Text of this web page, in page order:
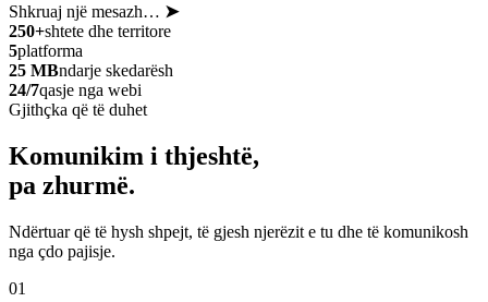
Shkruaj një mesazh… ➤
250+shtete dhe territore
5platforma
25 MBndarje skedarësh
24/7qasje nga webi
Gjithçka që të duhet
Komunikim i thjeshtë,
pa zhurmë.
Ndërtuar që të hysh shpejt, të gjesh njerëzit e tu dhe të komunikosh
nga çdo pajisje.
01